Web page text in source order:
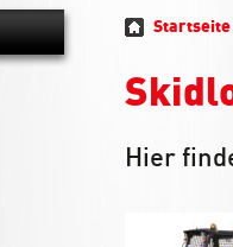
Startseite
Hier